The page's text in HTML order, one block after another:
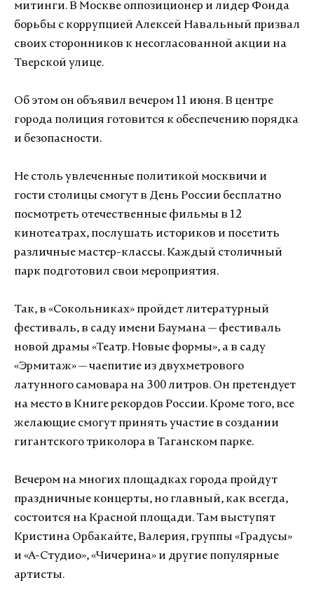
митинги. В Москве оппозиционер и лидер Фонда
борьбы с коррупцией Алексей Навальный призвал
своих сторонников к несогласованной акции на
Тверской улице.
Об этом он объявил вечером 11 июня. В центре
города полиция готовится к обеспечению порядка
и безопасности.
Не столь увлеченные политикой москвичи и
гости столицы смогут в День России бесплатно
посмотреть отечественные фильмы в 12
кинотеатрах, послушать историков и посетить
различные мастер-классы. Каждый столичный
парк подготовил свои мероприятия.
Так, в «Сокольниках» пройдет литературный
фестиваль, в саду имени Баумана — фестиваль
новой драмы «Театр. Новые формы», а в саду
«Эрмитаж» — чаепитие из двухметрового
латунного самовара на 300 литров. Он претендует
на место в Книге рекордов России. Кроме того, все
желающие смогут принять участие в создании
гигантского триколора в Таганском парке.
Вечером на многих площадках города пройдут
праздничные концерты, но главный, как всегда,
состоится на Красной площади. Там выступят
Кристина Орбакайте, Валерия, группы «Градусы»
и «А-Студио», «Чичерина» и другие популярные
артисты.